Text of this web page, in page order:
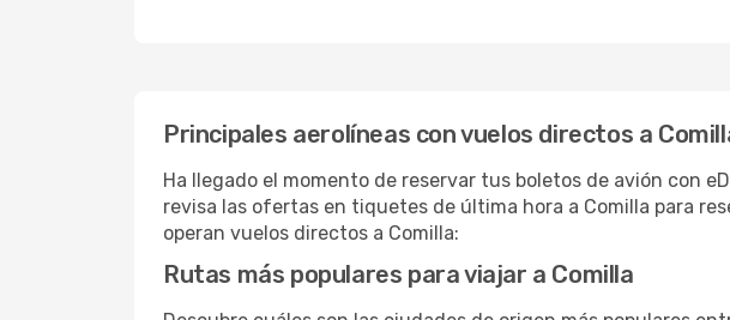
Principales aerolíneas con vuelos directos a
Ha llegado el momento de reservar tus boletos de avión con
revisa las ofertas en tiquetes de última hora a Comilla para
operan vuelos directos a Comilla:
Rutas más populares para viajar a Comilla